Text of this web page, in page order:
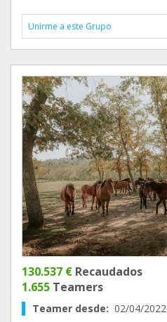
Unirme a este Grupo
130.537 € Recaudados
1.655 Teamers
Teamer desde: 02/04/2022